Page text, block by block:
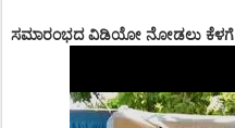
ಸಮಾರಂಭದ ವಿಡಿಯೋ ನೋಡಲು ಕೆಳಗೆ